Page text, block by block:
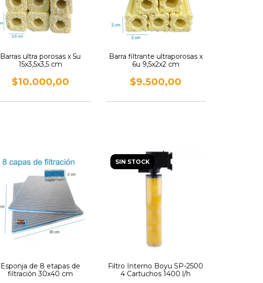
Barras ultra porosas x 5u
15x3,5x3,5 cm
$10.000,00
Barra filtrante ultraporosas x
6u 9,5x2x2 cm
$9.500,00
Esponja de 8 etapas de
filtración 30x40 cm
SIN STOCK
Filtro Interno Boyu SP-2500
4 Cartuchos 1400 l/h